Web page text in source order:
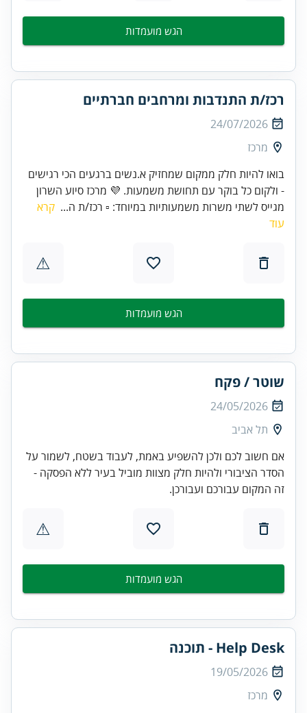
הגש מועמדות
רכז/ת התנדבות ומרחבים חברתיים
24/07/2026
מרכז
בואו להיות חלק ממקום שמחזיק א.נשים ברגעים הכי רגישים
- ולקום כל בוקר עם תחושת משמעות. 💜 מרכז סיוע השרון
מגייס לשתי משרות משמעותיות במיוחד: ▫️ רכז/ת ה... קרא
עוד
⚠
הגש מועמדות
שוטר / פקח
24/05/2026
תל אביב
אם חשוב לכם ולכן להשפיע באמת, לעבוד בשטח, לשמור על
הסדר הציבורי ולהיות חלק מצוות מוביל בעיר ללא הפסקה -
זה המקום עבורכם ועבורכן.
⚠
הגש מועמדות
Help Desk - תוכנה
19/05/2026
מרכז